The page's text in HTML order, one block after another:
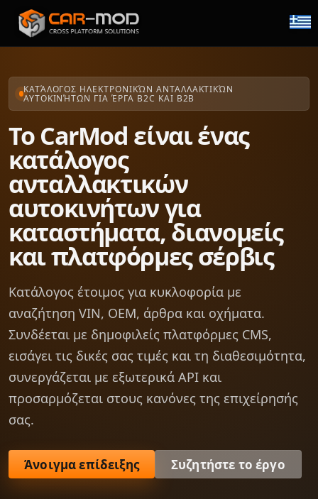
ΚΑΤΆΛΟΓΟΣ ΗΛΕΚΤΡΟΝΙΚΏΝ ΑΝΤΑΛΛΑΚΤΙΚΏΝ
ΑΥΤΟΚΙΝΉΤΩΝ ΓΙΑ ΈΡΓΑ B2C ΚΑΙ B2B
Το CarMod είναι ένας
κατάλογος
ανταλλακτικών
αυτοκινήτων για
καταστήματα, διανομείς
και πλατφόρμες σέρβις
Κατάλογος έτοιμος για κυκλοφορία με
αναζήτηση VIN, OEM, άρθρα και οχήματα.
Συνδέεται με δημοφιλείς πλατφόρμες CMS,
εισάγει τις δικές σας τιμές και τη διαθεσιμότητα,
συνεργάζεται με εξωτερικά API και
προσαρμόζεται στους κανόνες της επιχείρησής
σας.
Άνοιγμα επίδειξης Συζητήστε το έργο